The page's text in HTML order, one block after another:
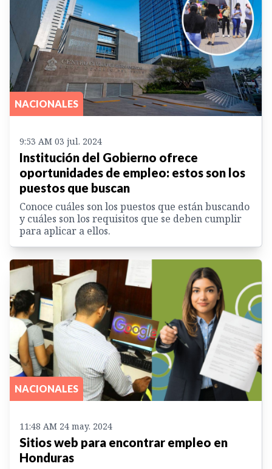
NACIONALES
9:53 AM 03 jul. 2024
Institución del Gobierno ofrece
oportunidades de empleo: estos son los
puestos que buscan
Conoce cuáles son los puestos que están buscando
y cuáles son los requisitos que se deben cumplir
para aplicar a ellos.
NACIONALES
11:48 AM 24 may. 2024
Sitios web para encontrar empleo en
Honduras